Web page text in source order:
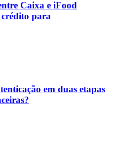
Caixa e iFood
crédito para
em duas etapas